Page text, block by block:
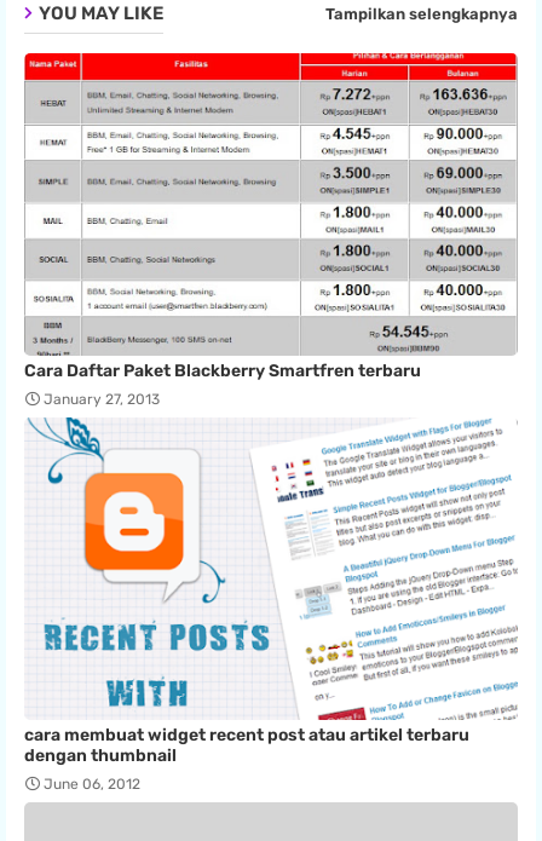
YOU MAY LIKE Tampilkan selengkapnya
Cara Daftar Paket Blackberry Smartfren terbaru
January 27, 2013
cara membuat widget recent post atau artikel terbaru
dengan thumbnail
June 06, 2012